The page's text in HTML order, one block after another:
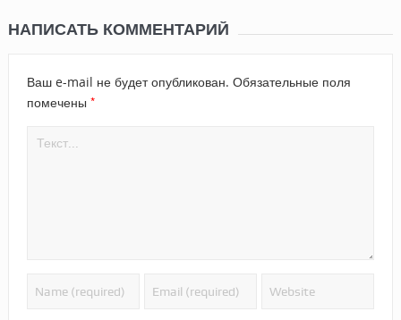
НАПИСАТЬ КОММЕНТАРИЙ
Ваш e-mail не будет опубликован. Обязательные поля
помечены *